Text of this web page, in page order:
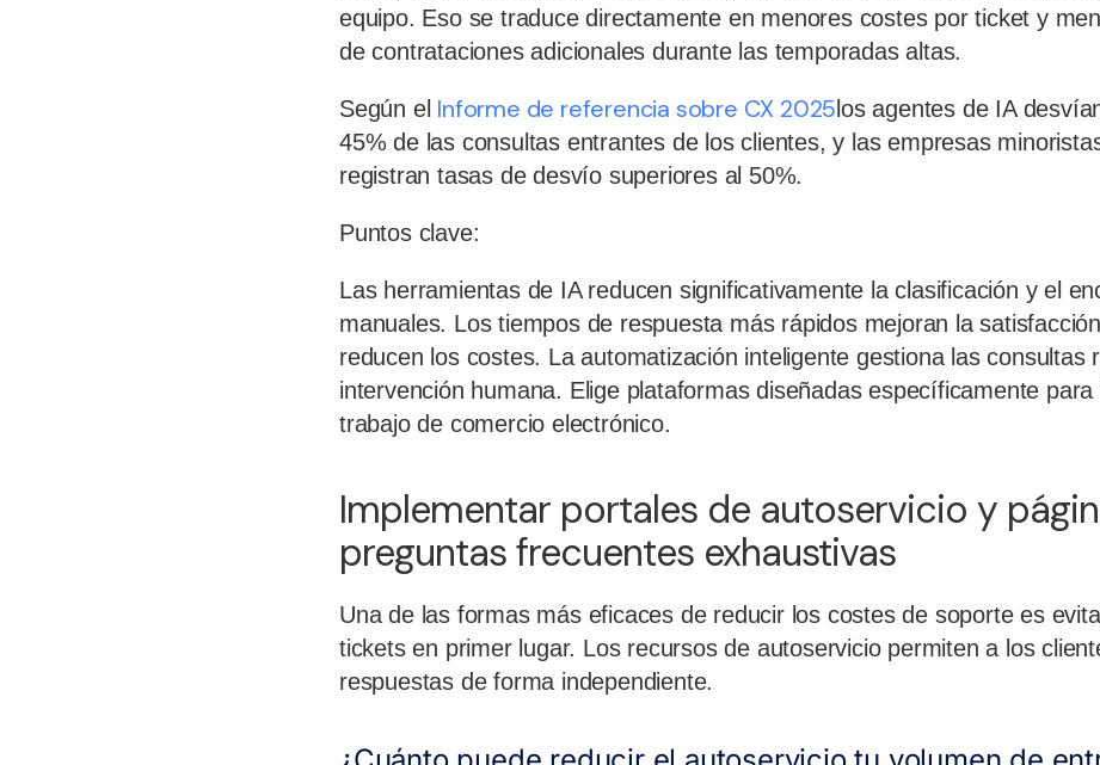
equipo. Eso se traduce directamente en menores costes por ticket y
de contrataciones adicionales durante las temporadas altas.
Según el Informe de referencia sobre CX 2025 los agentes de IA
45% de las consultas entrantes de los clientes, y las empresas
registran tasas de desvío superiores al 50%.
Puntos clave:
Las herramientas de IA reducen significativamente la clasificación y el
manuales. Los tiempos de respuesta más rápidos mejoran la
reducen los costes. La automatización inteligente gestiona las consultas
intervención humana. Elige plataformas diseñadas específicamente para
trabajo de comercio electrónico.
Implementar portales de autoservicio y
preguntas frecuentes exhaustivas
Una de las formas más eficaces de reducir los costes de soporte es
tickets en primer lugar. Los recursos de autoservicio permiten a los
respuestas de forma independiente.